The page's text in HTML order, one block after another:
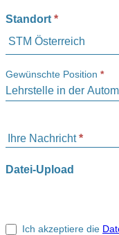
Standort *
Gewünschte Position *
Ihre Nachricht*
Datei-Upload
Ich akzeptiere die